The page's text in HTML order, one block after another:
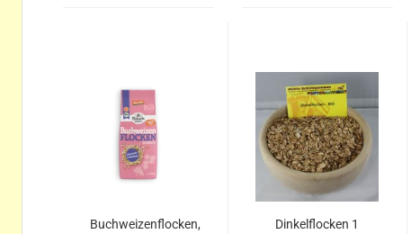
Buchweizenflocken, Dinkelflocken 1